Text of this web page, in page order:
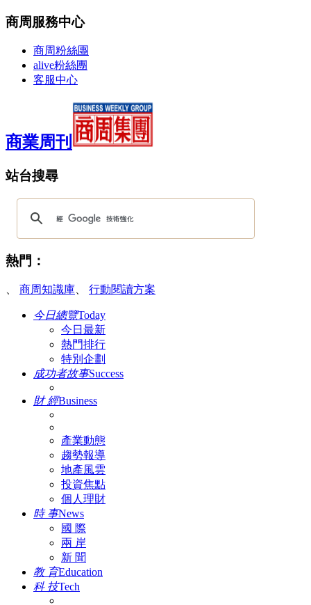
商周服務中心
商周粉絲團
alive粉絲團
客服中心
商業周刊
站台搜尋
熱門：
、 商周知識庫、 行動閱讀方案
今日總覽Today
今日最新
熱門排行
特別企劃
成功者故事Success
財 經Business
產業動態
趨勢報導
地產風雲
投資焦點
個人理財
時 事News
國 際
兩 岸
新 聞
教 育Education
科 技Tech